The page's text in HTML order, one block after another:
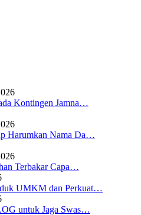
Kontingen Jamna…
Harumkan Nama Da…
Terbakar Capa…
UMKM dan Perkuat…
untuk Jaga Swas…